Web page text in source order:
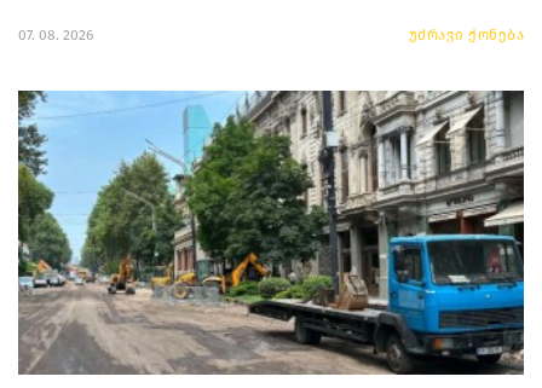
07. 08. 2026 უძრავი ქონება